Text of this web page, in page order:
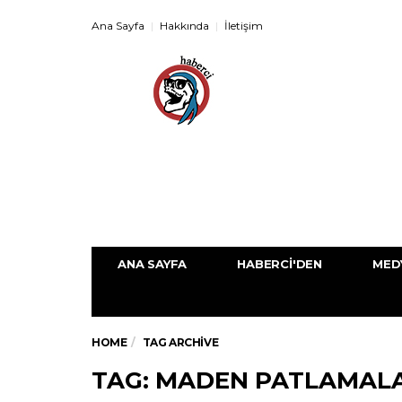
Ana Sayfa Hakkında İletişim
ANA SAYFA HABERCI'DEN
HOME TAG ARCHIVE
TAG: MADEN